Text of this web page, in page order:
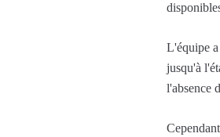
L'équipe
jusqu'à
l'absence